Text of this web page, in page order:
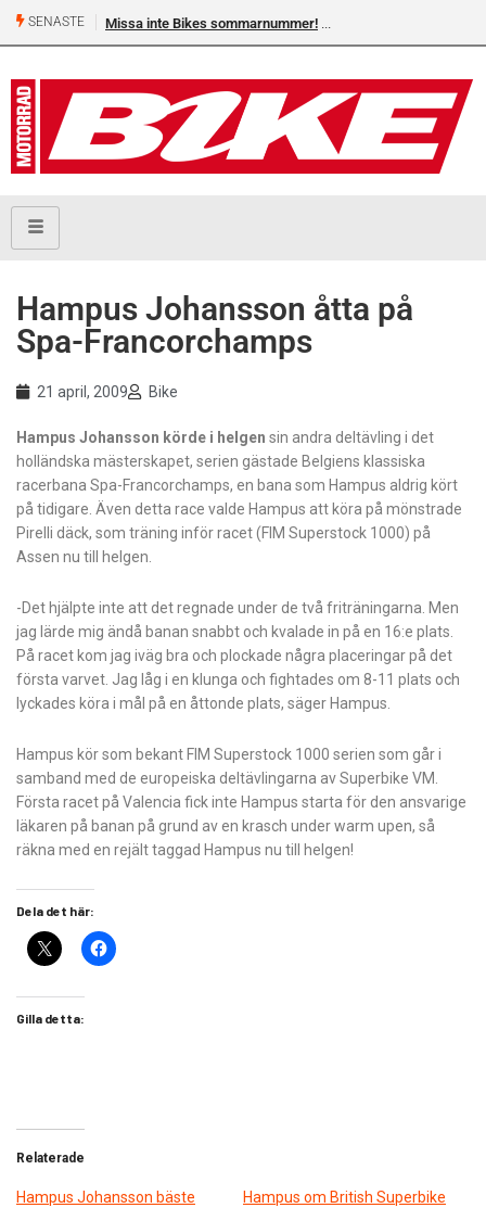
SENASTE Missa inte Bikes sommarnummer!
Hampus Johansson åtta på
Spa-Francorchamps
21 april, 2009 Bike
Hampus Johansson körde i helgen sin andra deltävling i det
holländska mästerskapet, serien gästade Belgiens klassiska
racerbana Spa-Francorchamps, en bana som Hampus aldrig kört
på tidigare. Även detta race valde Hampus att köra på mönstrade
Pirelli däck, som träning inför racet (FIM Superstock 1000) på
Assen nu till helgen.
-Det hjälpte inte att det regnade under de två friträningarna. Men
jag lärde mig ändå banan snabbt och kvalade in på en 16:e plats.
På racet kom jag iväg bra och plockade några placeringar på det
första varvet. Jag låg i en klunga och fightades om 8-11 plats och
lyckades köra i mål på en åttonde plats, säger Hampus.
Hampus kör som bekant FIM Superstock 1000 serien som går i
samband med de europeiska deltävlingarna av Superbike VM.
Första racet på Valencia fick inte Hampus starta för den ansvarige
läkaren på banan på grund av en krasch under warm upen, så
räkna med en rejält taggad Hampus nu till helgen!
Dela det här:
Gilla detta:
Relaterade
Hampus Johansson bäste
Hampus om British Superbike